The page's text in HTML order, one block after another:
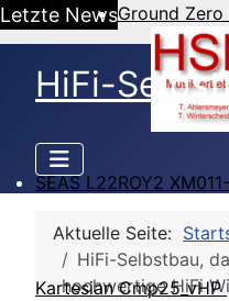
Letzte NewsGround Zero
SEAS L22ROY2
Kartesian Cmp25_vHP
HiFi-
Aktuelle Seite:
HiFi-Selbstbau,
hochwertige HiFi